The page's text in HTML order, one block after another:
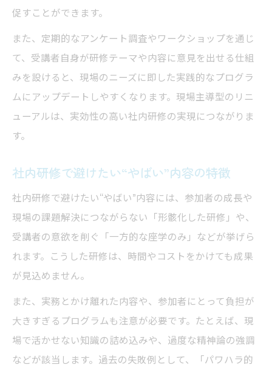
促すことができます。
また、定期的なアンケート調査やワークショップを通じ
て、受講者自身が研修テーマや内容に意見を出せる仕組
みを設けると、現場のニーズに即した実践的なプログラ
ムにアップデートしやすくなります。現場主導型のリニ
ューアルは、実効性の高い社内研修の実現につながりま
す。
社内研修で避けたい“やばい”内容の特徴
社内研修で避けたい“やばい”内容には、参加者の成長や
現場の課題解決につながらない「形骸化した研修」や、
受講者の意欲を削ぐ「一方的な座学のみ」などが挙げら
れます。こうした研修は、時間やコストをかけても成果
が見込めません。
また、実務とかけ離れた内容や、参加者にとって負担が
大きすぎるプログラムも注意が必要です。たとえば、現
場で活かせない知識の詰め込みや、過度な精神論の強調
などが該当します。過去の失敗例として、「パワハラ的